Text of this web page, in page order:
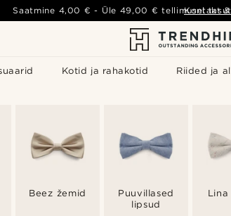
Kotid ja rahakotid Riided ja
Saatmine 4,00 € - Üle 49,00 € tellimusel
Kontakt
Beez žemid
Puuvillased
lipsud
Lina